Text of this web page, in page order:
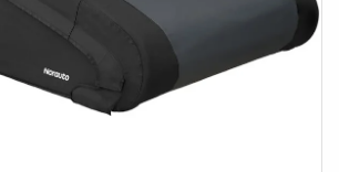
Grâce à la partie inférieure du coffre de
aurez l'assurance d'une meilleure
sur vos barres de toit. ,De plus, le
Bermude 100 dispose d'une serrure
autorisant à enlever la clé du coffre que